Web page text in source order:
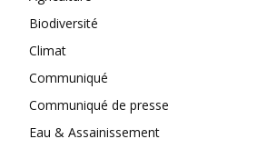
Biodiversité
Climat
Communiqué
Communiqué de presse
Eau & Assainissement